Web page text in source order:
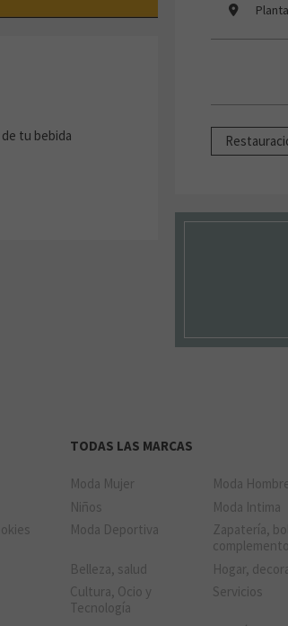
tu bebida
TODAS LAS MARCAS
Moda Mujer
Moda
Niños
Moda Intima
Moda Deportiva
Zapatería,
Belleza, salud
Hogar,
Cultura, Ocio y
Tecnología
Servicios